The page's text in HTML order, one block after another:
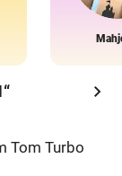
chevron_right